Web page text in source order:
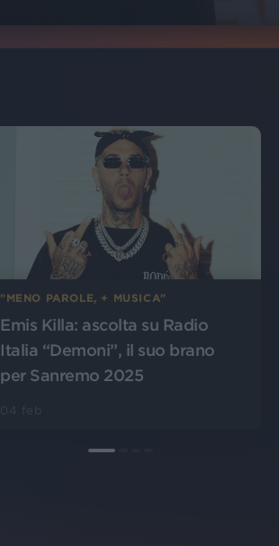
"MENO PAROLE, + MUSICA"
Emis Killa: ascolta su Radio
Italia “Demoni”, il suo brano
per Sanremo 2025